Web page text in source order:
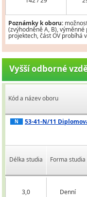
Poznámky k oboru:
(zvýhodněně A, B),
projektech, část OV probíhá
Vyšší odborné
Kód a název oboru
N
53-41-N/11
Délka studia Forma studia
3,0 Denní